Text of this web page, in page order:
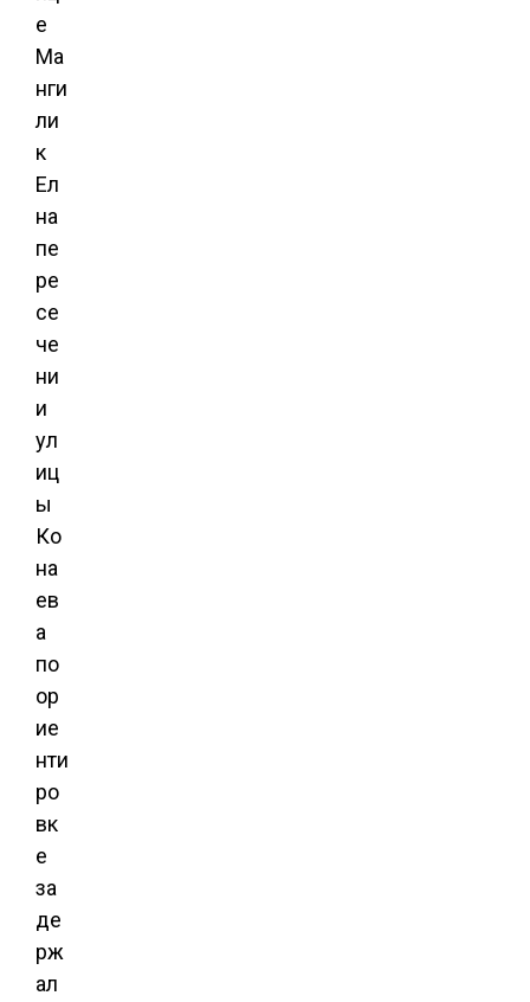
е
Ма
нги
ли
к
Ел
на
пе
ре
се
че
ни
и
ул
иц
ы
Ко
на
ев
а
по
ор
ие
нти
ро
вк
е
за
де
рж
ал